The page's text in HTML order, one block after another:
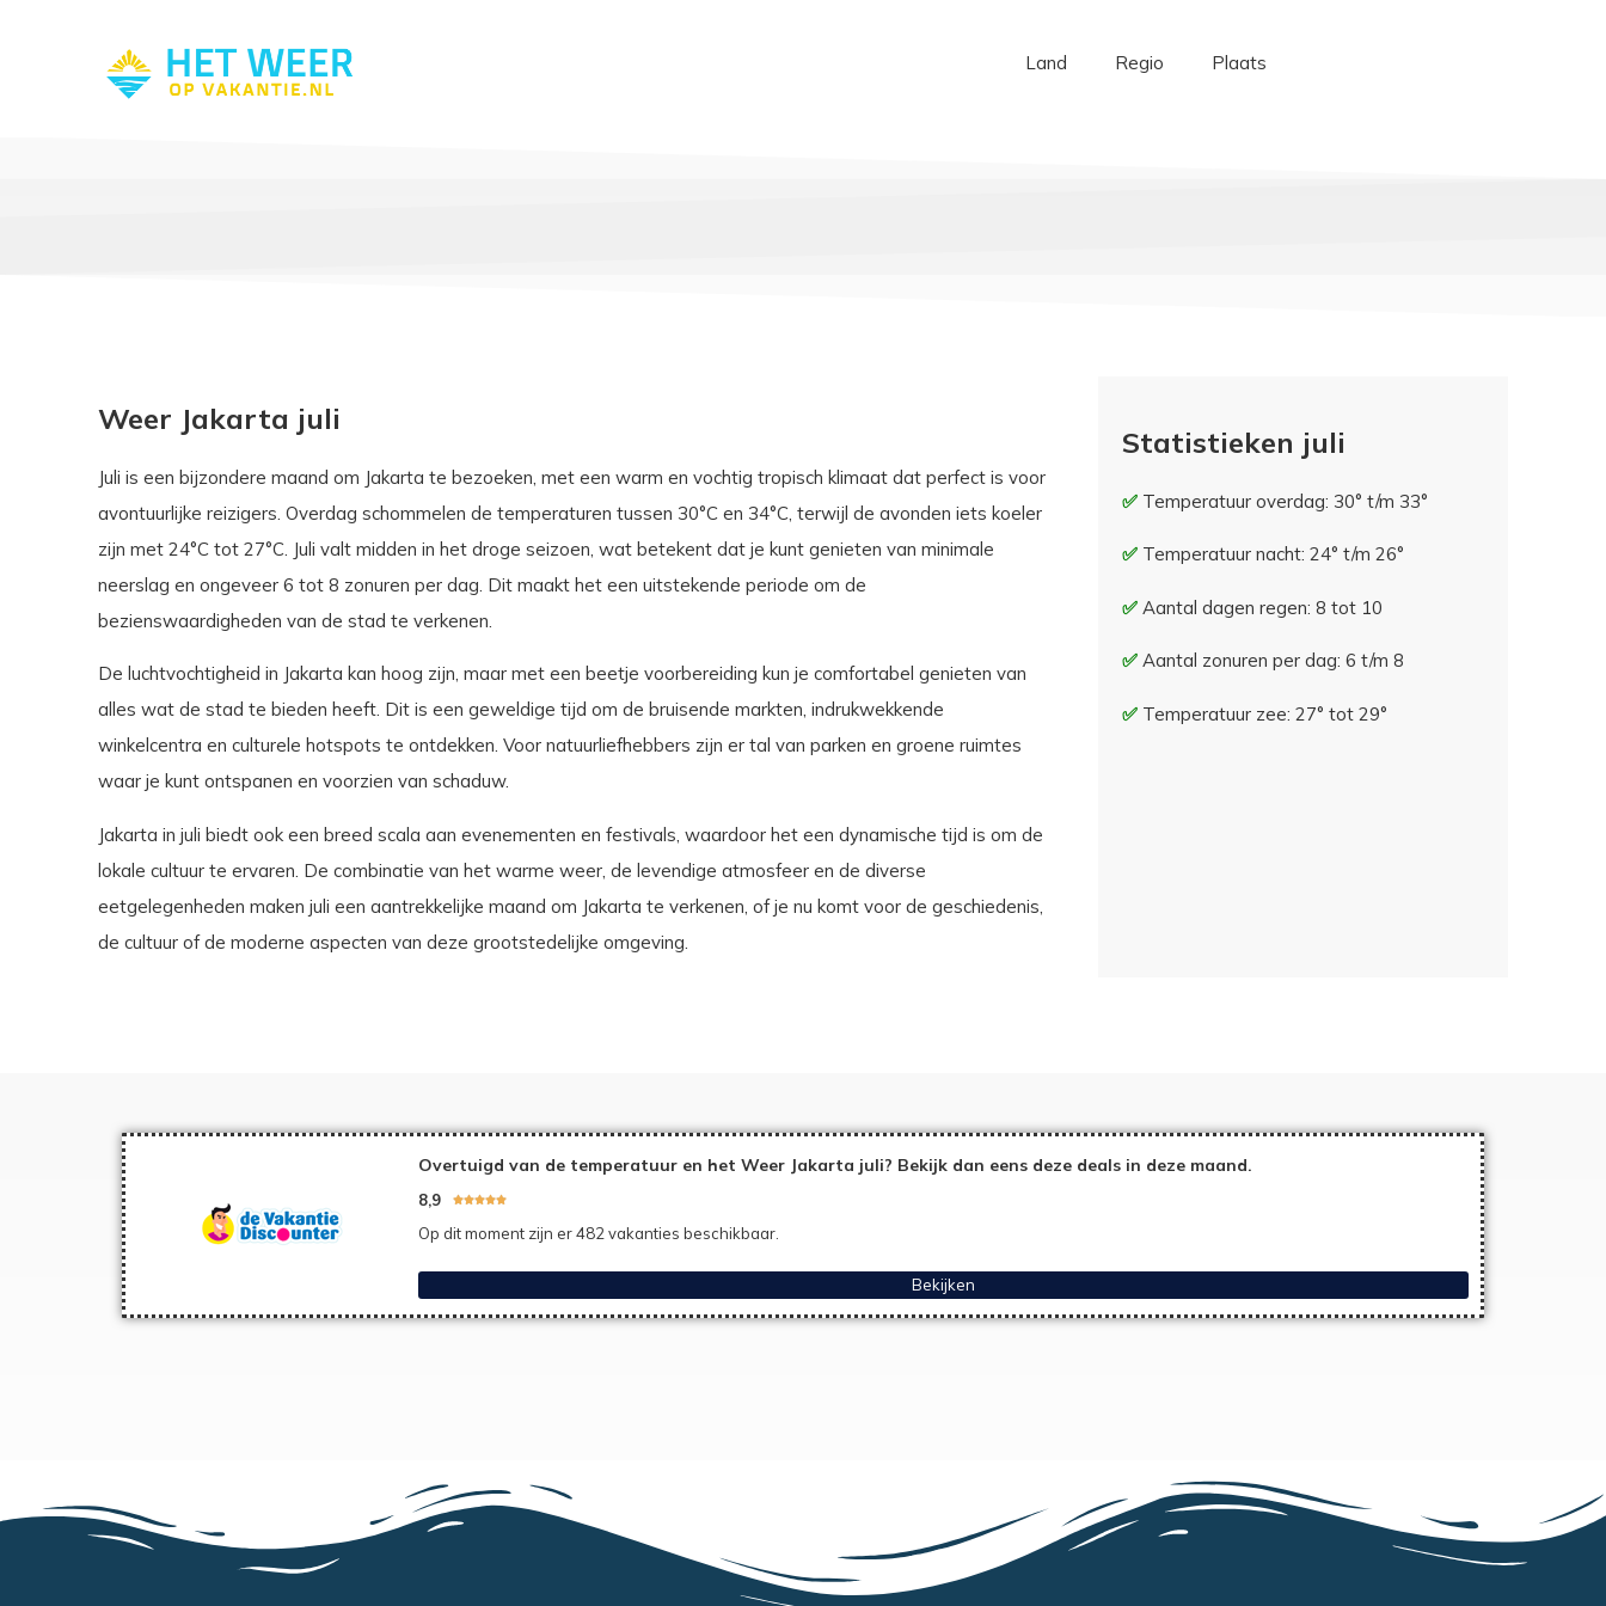
Land Regio Plaats
Weer Jakarta juli
Juli is een bijzondere maand om Jakarta te bezoeken, met een warm en vochtig tropisch klimaat dat perfect is voor
avontuurlijke reizigers. Overdag schommelen de temperaturen tussen 30°C en 34°C, terwijl de avonden iets koeler
zijn met 24°C tot 27°C. Juli valt midden in het droge seizoen, wat betekent dat je kunt genieten van minimale
neerslag en ongeveer 6 tot 8 zonuren per dag. Dit maakt het een uitstekende periode om de
bezienswaardigheden van de stad te verkenen.
De luchtvochtigheid in Jakarta kan hoog zijn, maar met een beetje voorbereiding kun je comfortabel genieten van
alles wat de stad te bieden heeft. Dit is een geweldige tijd om de bruisende markten, indrukwekkende
winkelcentra en culturele hotspots te ontdekken. Voor natuurliefhebbers zijn er tal van parken en groene ruimtes
waar je kunt ontspanen en voorzien van schaduw.
Jakarta in juli biedt ook een breed scala aan evenementen en festivals, waardoor het een dynamische tijd is om de
lokale cultuur te ervaren. De combinatie van het warme weer, de levendige atmosfeer en de diverse
eetgelegenheden maken juli een aantrekkelijke maand om Jakarta te verkenen, of je nu komt voor de geschiedenis,
de cultuur of de moderne aspecten van deze grootstedelijke omgeving.
Statistieken juli
Temperatuur overdag: 30° t/m 33°
Temperatuur nacht: 24° t/m 26°
Aantal dagen regen: 8 tot 10
Aantal zonuren per dag: 6 t/m 8
Temperatuur zee: 27° tot 29°
Overtuigd van de temperatuur en het Weer Jakarta juli? Bekijk dan eens deze deals in deze maand.
8,9 
Op dit moment zijn er 482 vakanties beschikbaar.
Bekijken